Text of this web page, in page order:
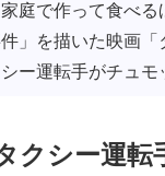
庭で作って食べ
」を描いた映画
ー運転手がチュ
タクシー運